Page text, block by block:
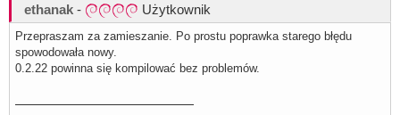
ethanak - Użytkownik
Przepraszam za zamieszanie. Po prostu poprawka starego błędu
spowodowała nowy.
0.2.22 powinna się kompilować bez problemów.